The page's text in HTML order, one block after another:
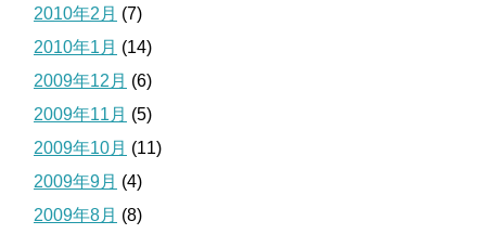
2010年2月 (7)
2010年1月 (14)
2009年12月 (6)
2009年11月 (5)
2009年10月 (11)
2009年9月 (4)
2009年8月 (8)